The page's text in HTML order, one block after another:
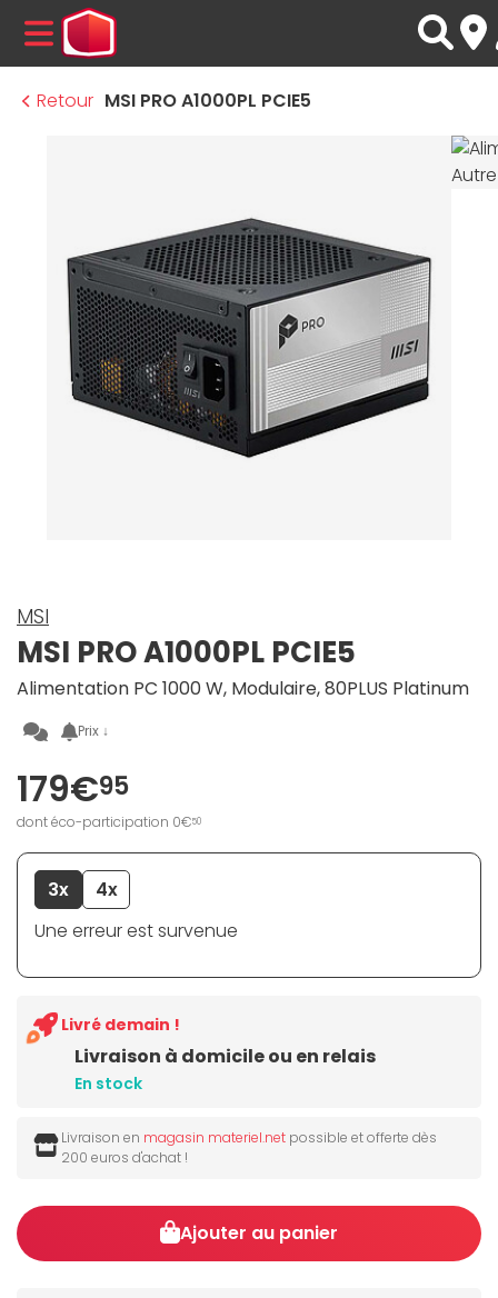
MENU
Retour MSI PRO A1000PL PCIE5
MSI
MSI PRO A1000PL PCIE5
Alimentation PC 1000 W, Modulaire, 80PLUS Platinum
Prix ↓
179€95
dont éco-participation 0€50
3x
4x
Une erreur est survenue
Livraison à domicile ou en relais
En stock
Livré demain !
Livraison en magasin materiel.net possible et offerte dès
200 euros d'achat !
Ajouter au panier